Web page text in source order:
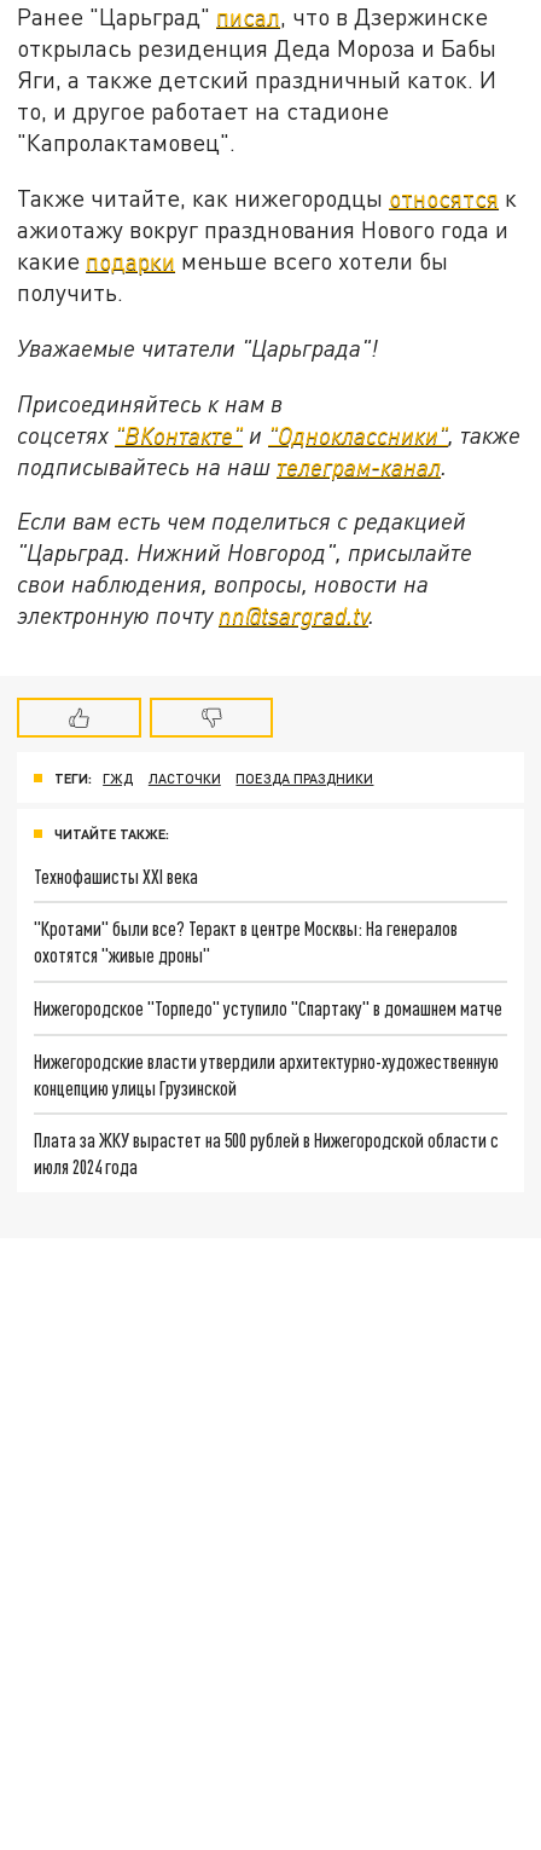
Ранее "Царьград" писал, что в Дзержинске
открылась резиденция Деда Мороза и Бабы
Яги, а также детский праздничный каток. И
то, и другое работает на стадионе
"Капролактамовец".
Также читайте, как нижегородцы относятся к
ажиотажу вокруг празднования Нового года и
какие подарки меньше всего хотели бы
получить.
Уважаемые читатели "Царьграда"!
Присоединяйтесь к нам в
соцсетях "ВКонтакте" и "Одноклассники" также
подписывайтесь на наш телеграм-канал
Если вам есть чем поделиться с редакцией
"Царьград. Нижний Новгород", присылайте
свои наблюдения, вопросы, новости на
электронную почту nn@tsargrad.tv.
ТЕГИ: ГЖД ЛАСТОЧКИ ПОЕЗДА ПРАЗДНИКИ
ЧИТАЙТЕ ТАКЖЕ:
Технофашисты XXI века
"Кротами" были все? Теракт в центре Москвы: На генералов
охотятся "живые дроны"
Нижегородское "Торпедо" уступило "Спартаку" в домашнем матче
Нижегородские власти утвердили архитектурно-художественную
концепцию улицы Грузинской
Плата за ЖКУ вырастет на 500 рублей в Нижегородской области с
июля 2024 года